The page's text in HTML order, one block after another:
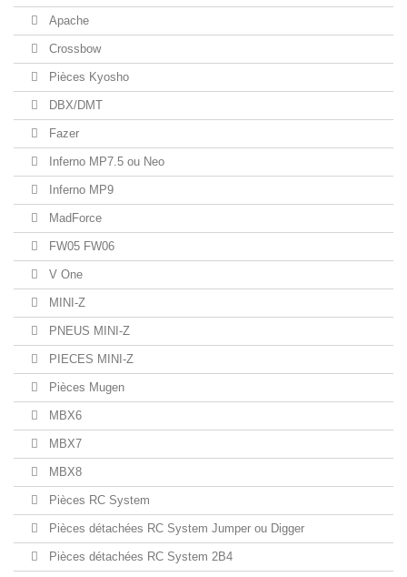
Apache
Crossbow
Pièces Kyosho
DBX/DMT
Fazer
Inferno MP7.5 ou Neo
Inferno MP9
MadForce
FW05 FW06
V One
MINI-Z
PNEUS MINI-Z
PIECES MINI-Z
Pièces Mugen
MBX6
MBX7
MBX8
Pièces RC System
Pièces détachées RC System Jumper ou Digger
Pièces détachées RC System 2B4